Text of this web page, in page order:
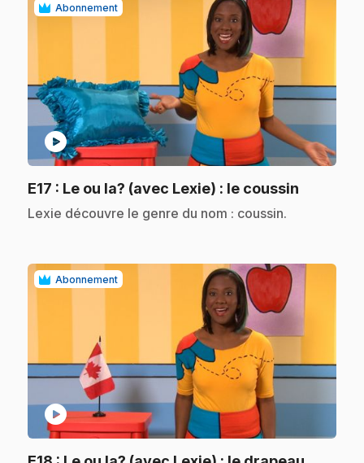
Abonnement
play_circle
E17 : Le ou la? (avec Lexie) : le coussin
.Lexie découvre le genre du nom : coussin.
Abonnement
play_circle